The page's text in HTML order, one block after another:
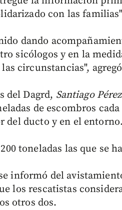
con las
dando
sicólogos y en la
circunstancias",
del Dagrd, Santiago
de escombros
del ducto y en el entorno.
toneladas las que se
informó del
los rescatistas
otros dos.